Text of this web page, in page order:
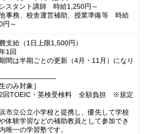
スタント講師 時給1,250円～
事務、校舎運営補助、授業準備等 時給
円～
支給（1日上限1,500円）
1回
間は半期ごとの更新（4月・11月）になり
のみ対象］
2回TOEIC・英検受検料 全額負担 ※規定
浜市立公立小学校と提携し、優先して学校
体験学習などの補助教員として参加でき
唯一の学習塾です。